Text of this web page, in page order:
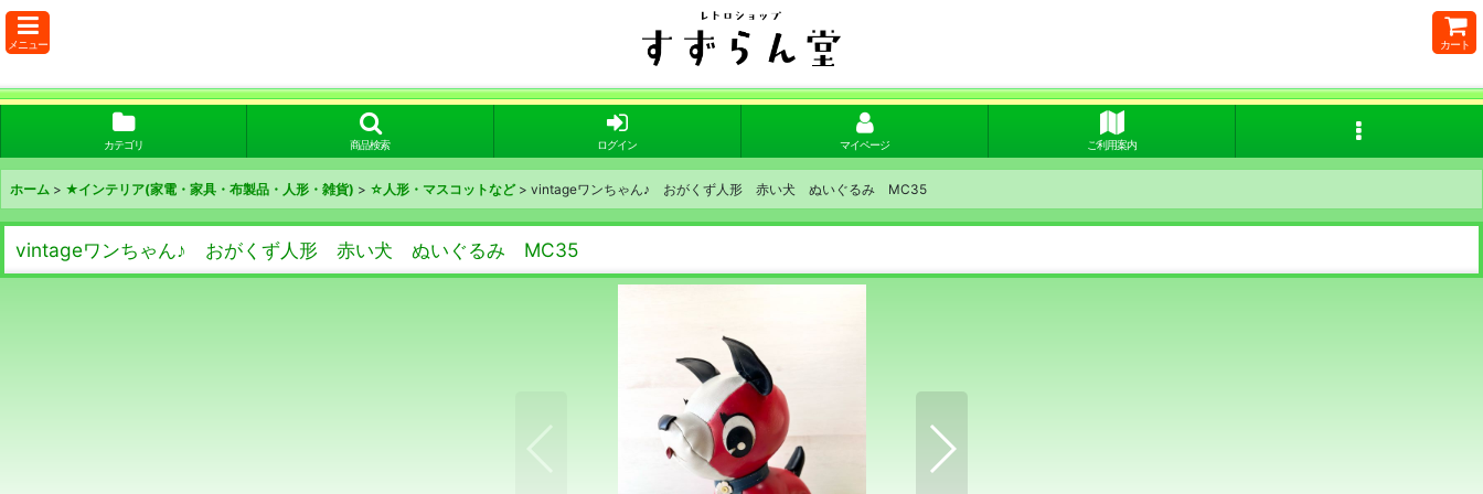
メニュー カート
カテゴリ 商品検索 ログイン マイページ ご利用案内
ホーム > ★インテリア(家電・家具・布製品・人形・雑貨) > ☆人形・マスコットなど > vintageワンちゃん♪ おがくず人形 赤い犬 ぬいぐるみ MC35
vintageワンちゃん♪ おがくず人形 赤い犬 ぬいぐるみ MC35